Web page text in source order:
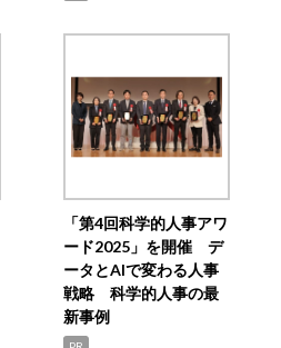
「第4回科学的人事アワ
ード2025」を開催 デ
ータとAIで変わる人事
戦略 科学的人事の最
新事例